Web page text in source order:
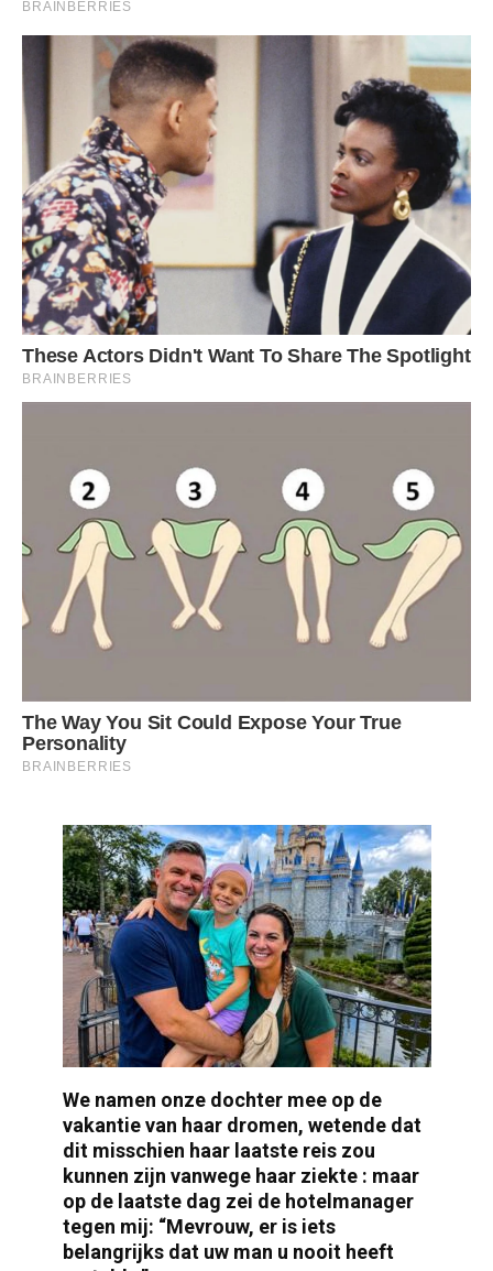
We namen onze dochter mee op de
vakantie van haar dromen, wetende dat
dit misschien haar laatste reis zou
kunnen zijn vanwege haar ziekte : maar
op de laatste dag zei de hotelmanager
tegen mij: “Mevrouw, er is iets
belangrijks dat uw man u nooit heeft